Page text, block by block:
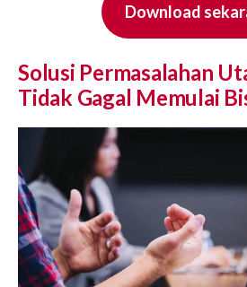
Download
Solusi Permasalahan
Tidak Gagal Memulai